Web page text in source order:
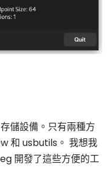
儲設備。只有兩種方
和 usbutils。 我想我
開發了這些方便的工